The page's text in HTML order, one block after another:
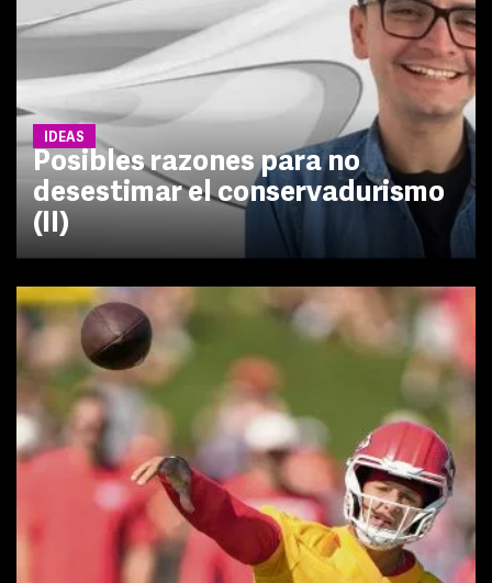
IDEAS
Posibles razones para no
desestimar el conservadurismo
(II)